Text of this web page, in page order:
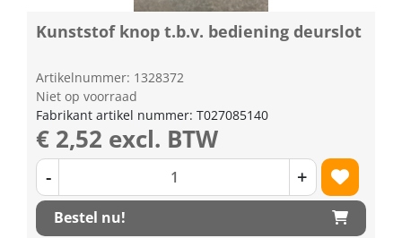
Kunststof knop t.b.v. bediening deurslot
Artikelnummer: 1328372
Niet op voorraad
Fabrikant artikel nummer: T027085140
€ 2,52 excl. BTW
- +
Bestel nu!